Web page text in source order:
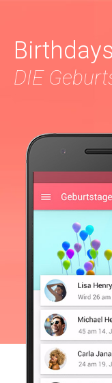
Birthdays
DIE